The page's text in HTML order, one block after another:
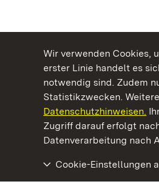
Wir verwenden Cookies,
erster Linie handelt es
notwendig sind. Zudem
Statistikzwecken.
Datenschutzhinweisen.
Zugriff darauf erfolgt
Datenverarbeitung nach
Cookie-Einstellungen
Kommen. Staunen.